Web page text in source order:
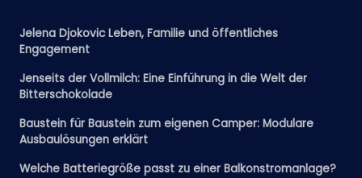
Jelena Djokovic Leben, Familie und öffentliches
Engagement
Jenseits der Vollmilch: Eine Einführung in die Welt der
Bitterschokolade
Baustein für Baustein zum eigenen Camper: Modulare
Ausbaulösungen erklärt
Welche Batteriegröße passt zu einer Balkonstromanlage?